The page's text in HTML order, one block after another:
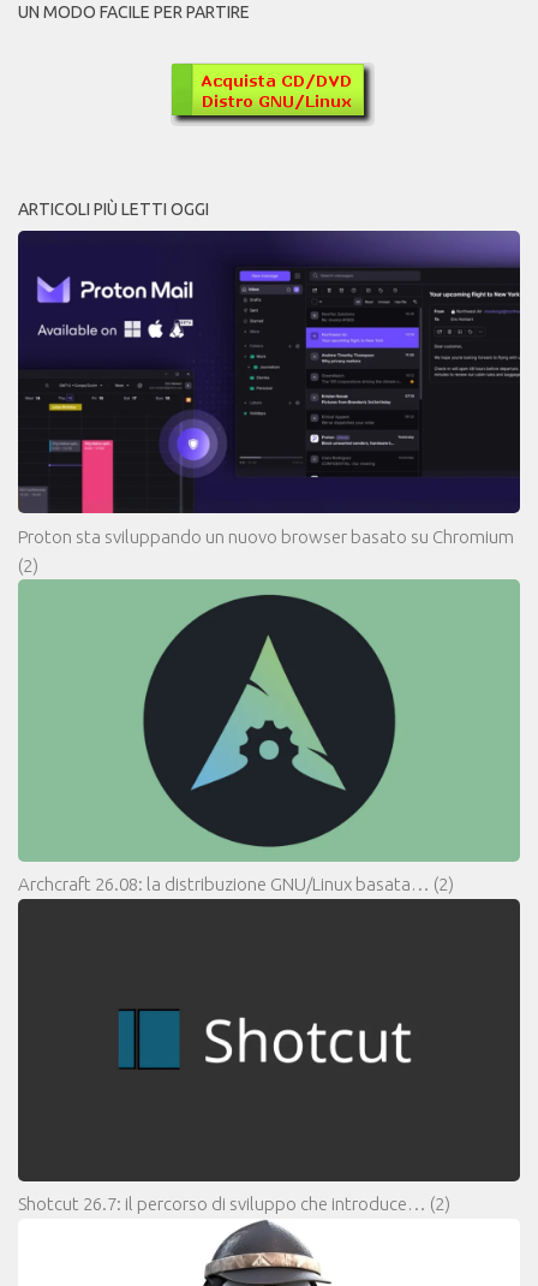
UN MODO FACILE PER PARTIRE
ARTICOLI PIÙ LETTI OGGI
Proton sta sviluppando un nuovo browser basato su Chromium
(2)
Archcraft 26.08: la distribuzione GNU/Linux basata… (2)
Shotcut 26.7: il percorso di sviluppo che introduce… (2)